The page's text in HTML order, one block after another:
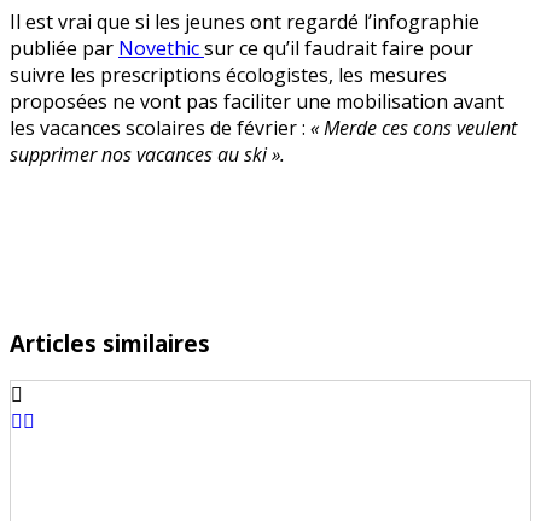
Il est vrai que si les jeunes ont regardé l’infographie
publiée par Novethicsur ce qu’il faudrait faire pour
suivre les prescriptions écologistes, les mesures
proposées ne vont pas faciliter une mobilisation avant
les vacances scolaires de février : « Merde ces cons veulent
supprimer nos vacances au ski ».
Articles similaires